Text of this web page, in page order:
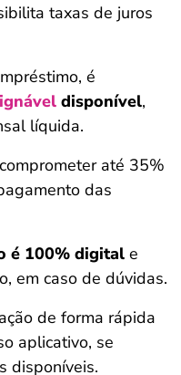
taxas de juros
é
disponível,
líquida.
até 35%
das
é 100% digital e
em caso de dúvidas.
de forma rápida
aplicativo, se
disponíveis.